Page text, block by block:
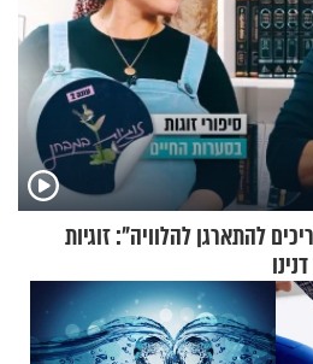
להתארגן להלוויה": זוגיות